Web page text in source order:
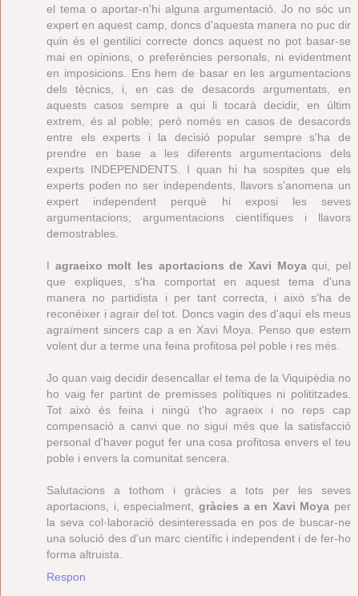
el tema o aportar-n'hi alguna argumentació. Jo no sóc un
expert en aquest camp, doncs d'aquesta manera no puc dir
quin és el gentilici correcte doncs aquest no pot basar-se
mai en opinions, o preferències personals, ni evidentment
en imposicions. Ens hem de basar en les argumentacions
dels tècnics, i, en cas de desacords argumentats, en
aquests casos sempre a qui li tocarà decidir, en últim
extrem, és al poble; però només en casos de desacords
entre els experts i la decisió popular sempre s'ha de
prendre en base a les diferents argumentacions dels
experts INDEPENDENTS. I quan hi ha sospites que els
experts poden no ser independents, llavors s'anomena un
expert independent perquè hi exposi les seves
argumentacions; argumentacions científiques i llavors
demostrables.
I agraeixo molt les aportacions de Xavi Moyaqui, pel
que expliques, s'ha comportat en aquest tema d'una
manera no partidista i per tant correcta, i això s'ha de
reconèixer i agrair del tot. Doncs vagin des d'aquí els meus
agraïment sincers cap a en Xavi Moya. Penso que estem
volent dur a terme una feina profitosa pel poble i res més.
Jo quan vaig decidir desencallar el tema de la Viquipèdia no
ho vaig fer partint de premisses polítiques ni polititzades.
Tot això és feina i ningú t'ho agraeix i no reps cap
compensació a canvi que no sigui més que la satisfacció
personal d'haver pogut fer una cosa profitosa envers el teu
poble i envers la comunitat sencera.
Salutacions a tothom i gràcies a tots per les seves
aportacions, i, especialment, gràcies a en Xavi Moya per
la seva col·laboració desinteressada en pos de buscar-ne
una solució des d'un marc científic i independent i de fer-ho
forma altruista.
Respon